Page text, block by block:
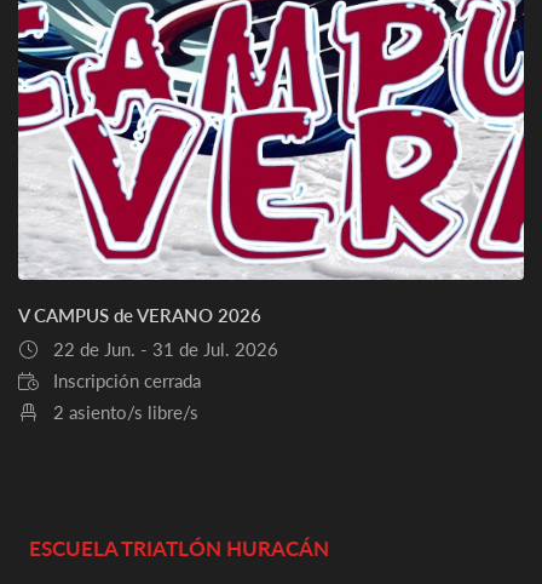
V CAMPUS de VERANO 2026
22 de Jun. - 31 de Jul. 2026
Inscripción cerrada
2 asiento/s libre/s
ESCUELA TRIATLÓN HURACÁN